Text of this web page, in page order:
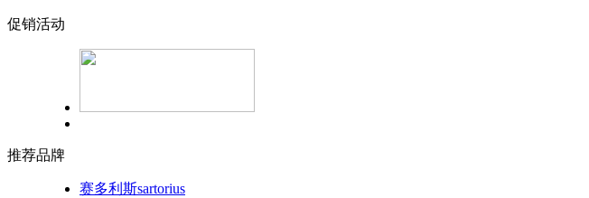
促销活动
推荐品牌
赛多利斯sartorius